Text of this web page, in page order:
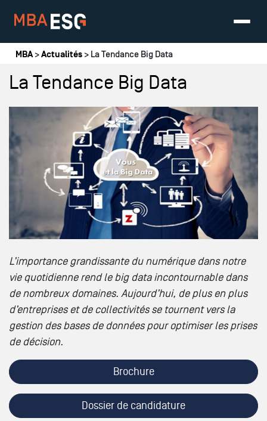
Vous êtes ici
MBA>Actualités > La Tendance Big Data
La Tendance Big Data
L’importance grandissante du numérique dans notre
vie quotidienne rend le big data incontournable dans
de nombreux domaines. Aujourd’hui, de plus en plus
d’entreprises et de collectivités se tournent vers la
gestion des bases de données pour optimiser les prises
de décision.
Brochure
Dossier de candidature